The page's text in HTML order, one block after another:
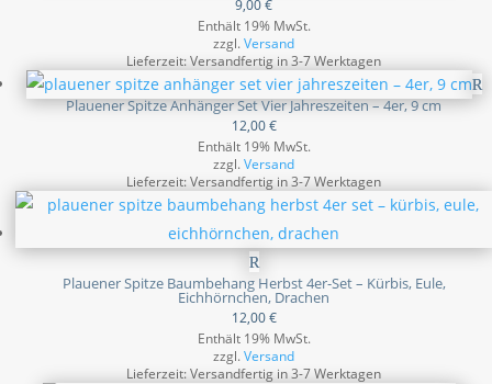
9,00€
Enthält 19% MwSt.
zzgl.Versand
Lieferzeit: Versandfertig in 3-7 Werktagen
Plauener Spitze Anhänger Set Vier Jahreszeiten – 4er, 9 cm
12,00€
Enthält 19% MwSt.
zzgl.Versand
Lieferzeit: Versandfertig in 3-7 Werktagen
Plauener Spitze Baumbehang Herbst 4er-Set – Kürbis, Eule,
Eichhörnchen, Drachen
12,00€
Enthält 19% MwSt.
zzgl.Versand
Lieferzeit: Versandfertig in 3-7 Werktagen